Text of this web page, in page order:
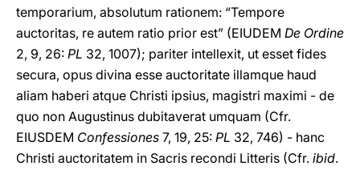
temporarium, absolutum rationem: “Tempore
auctoritas, re autem ratio prior est” (EIUDEM De Ordine
2, 9, 26: PL 32, 1007); pariter intellexit, ut esset fides
secura, opus divina esse auctoritate illamque haud
aliam haberi atque Christi ipsius, magistri maximi - de
quo non Augustinus dubitaverat umquam (Cfr.
EIUSDEM Confessiones 7, 19, 25: PL 32, 746) - hanc
Christi auctoritatem in Sacris recondi Litteris (Cfr. ibid.